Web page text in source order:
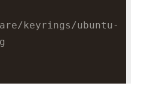
keyrings/ubuntu-